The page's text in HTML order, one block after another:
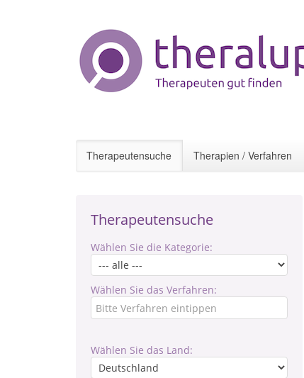
Therapeutensuche Therapien / Verfahren
Therapeutensuche
Wählen Sie die Kategorie:
Wählen Sie das Verfahren:
Wählen Sie das Land: